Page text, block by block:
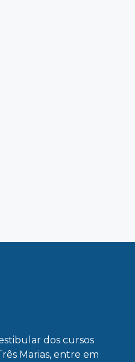
dos cursos
Marias, entre em